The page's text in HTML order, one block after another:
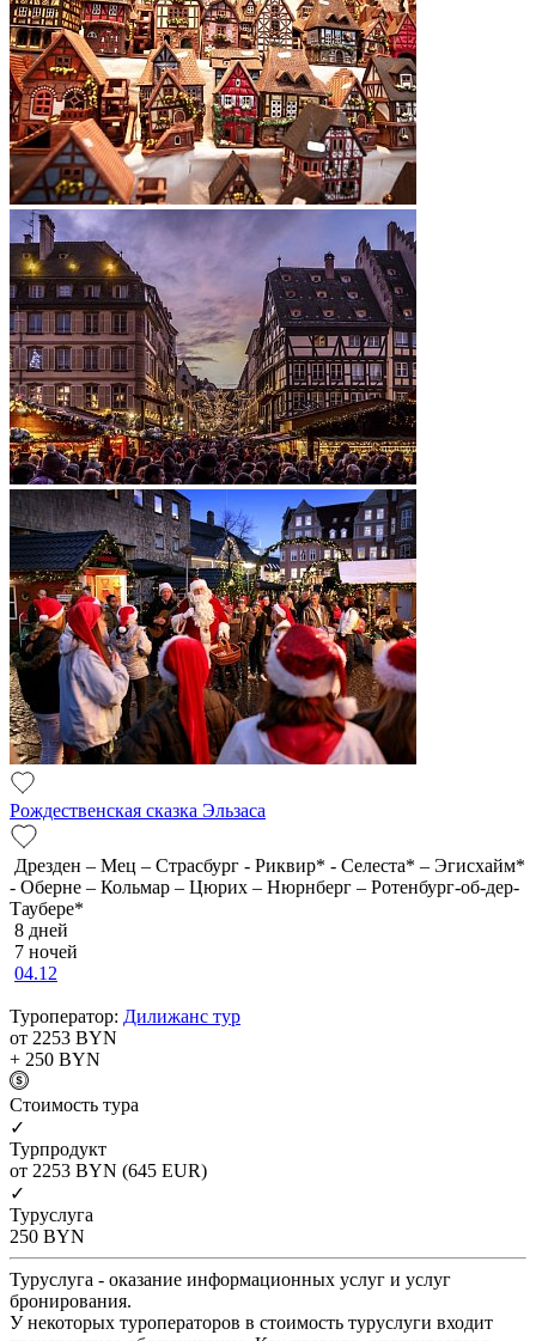
Рождественская сказка Эльзаса
Дрезден – Мец – Страсбург - Риквир* - Селеста* – Эгисхайм*
- Оберне – Кольмар – Цюрих – Нюрнберг – Ротенбург-об-дер-
Таубере*
8 дней
7 ночей
04.12
Туроператор: Дилижанс тур
от 2253 BYN
+ 250 BYN
Cтоимость тура
✓
Турпродукт
от 2253 BYN (645 EUR)
✓
Туруслуга
250 BYN
Туруслуга - оказание информационных услуг и услуг
бронирования.
У некоторых туроператоров в стоимость туруслуги входит